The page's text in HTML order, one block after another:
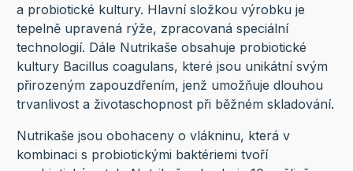
a probiotické kultury. Hlavní složkou výrobku je
tepelně upravená rýže, zpracovaná speciální
technologií. Dále Nutrikaše obsahuje probiotické
kultury Bacillus coagulans, které jsou unikátní svým
přirozeným zapouzdřením, jenž umožňuje dlouhou
trvanlivost a životaschopnost při běžném skladování.
Nutrikaše jsou obohaceny o vlákninu, která v
kombinaci s probiotickými baktériemi tvoří